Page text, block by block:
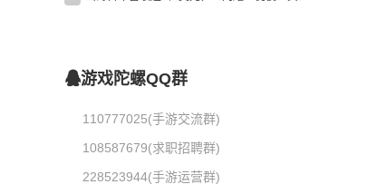
游戏陀螺QQ群
110777025(手游交流群)
108587679(求职招聘群)
228523944(手游运营群)